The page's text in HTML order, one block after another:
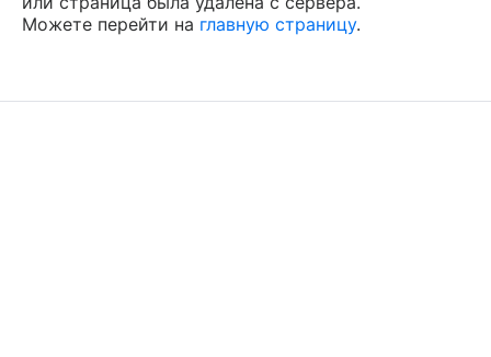
Можете перейти на главную страницу.